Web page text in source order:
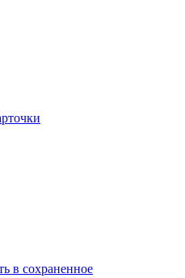
в сохраненное